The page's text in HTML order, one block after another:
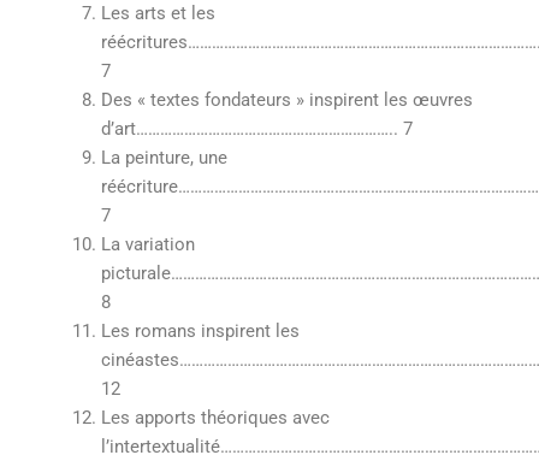
Les arts et les
7
Des « textes fondateurs » inspirent les œuvres
d’art……………………………………………………….. 7
La peinture, une
7
La variation
8
Les romans inspirent les
cinéastes………………………………………………………………………………
12
Les apports théoriques avec